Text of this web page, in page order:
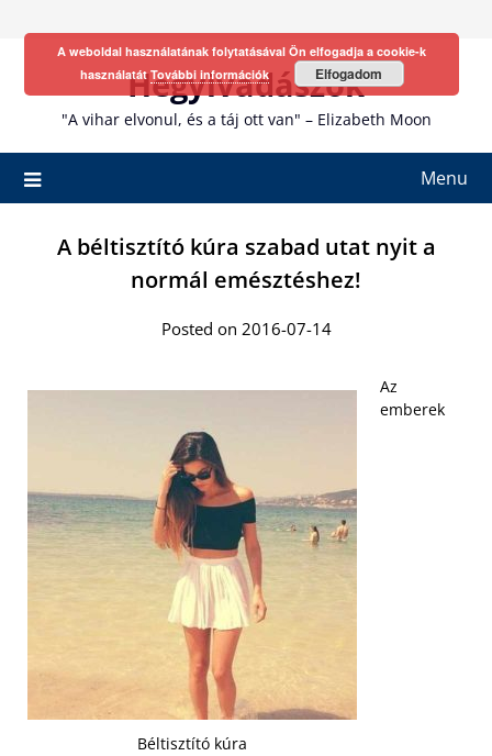
Hegyivadászok
"A vihar elvonul, és a táj ott van" – Elizabeth Moon
Menu
A béltisztító kúra szabad utat nyit a
normál emésztéshez!
Posted on 2016-07-14
Béltisztító kúra
Az
emberek
A weboldal használatának folytatásával Ön elfogadja a cookie-k
használatátTovábbi információk Elfogadom